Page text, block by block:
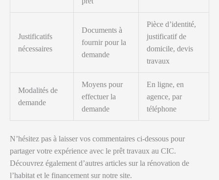
Justificatifs
nécessaires
Documents à
fournir pour la
demande
Pièce d’identité,
justificatif de
domicile, devis
travaux
Modalités de
demande
Moyens pour
effectuer la
demande
En ligne, en
agence, par
téléphone
N’hésitez pas à laisser vos commentaires ci-dessous pour
partager votre expérience avec le prêt travaux au CIC.
Découvrez également d’autres articles sur la rénovation de
l’habitat et le financement sur notre site.